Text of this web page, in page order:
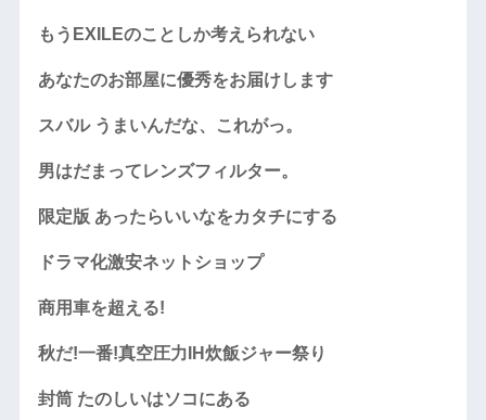
もうEXILEのことしか考えられない
あなたのお部屋に優秀をお届けします
スバル うまいんだな、これがっ。
男はだまってレンズフィルター。
限定版 あったらいいなをカタチにする
ドラマ化激安ネットショップ
商用車を超える!
秋だ!一番!真空圧力IH炊飯ジャー祭り
封筒 たのしいはソコにある